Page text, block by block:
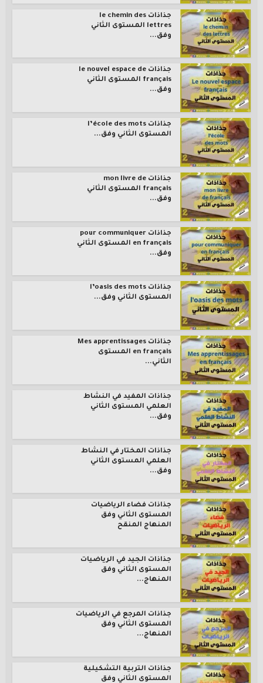
جذاذات le chemin des
lettres المستوى الثاني
وفق...
جذاذات le nouvel espace de
français المستوى الثاني
وفق...
جذاذات l’école des mots
المستوى الثاني وفق...
جذاذات mon livre de
français المستوى الثاني
وفق...
جذاذات pour communiquer
en français المستوى الثاني
وفق...
جذاذات l’oasis des mots
المستوى الثاني وفق...
جذاذات Mes apprentissages
en français المستوى
الثاني...
جذاذات المفيد في النشاط
العلمي المستوى الثاني
وفق...
جذاذات المختار في النشاط
العلمي المستوى الثاني
وفق...
جذاذات فضاء الرياضيات
المستوى الثاني وفق
المنهاج المنقح
جذاذات الجيد في الرياضيات
المستوى الثاني وفق
المنهاج...
جذاذات المرجع في الرياضيات
المستوى الثاني وفق
المنهاج...
جذاذات التربية التشكيلية
المستوى الثاني وفق